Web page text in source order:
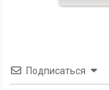
Подписаться